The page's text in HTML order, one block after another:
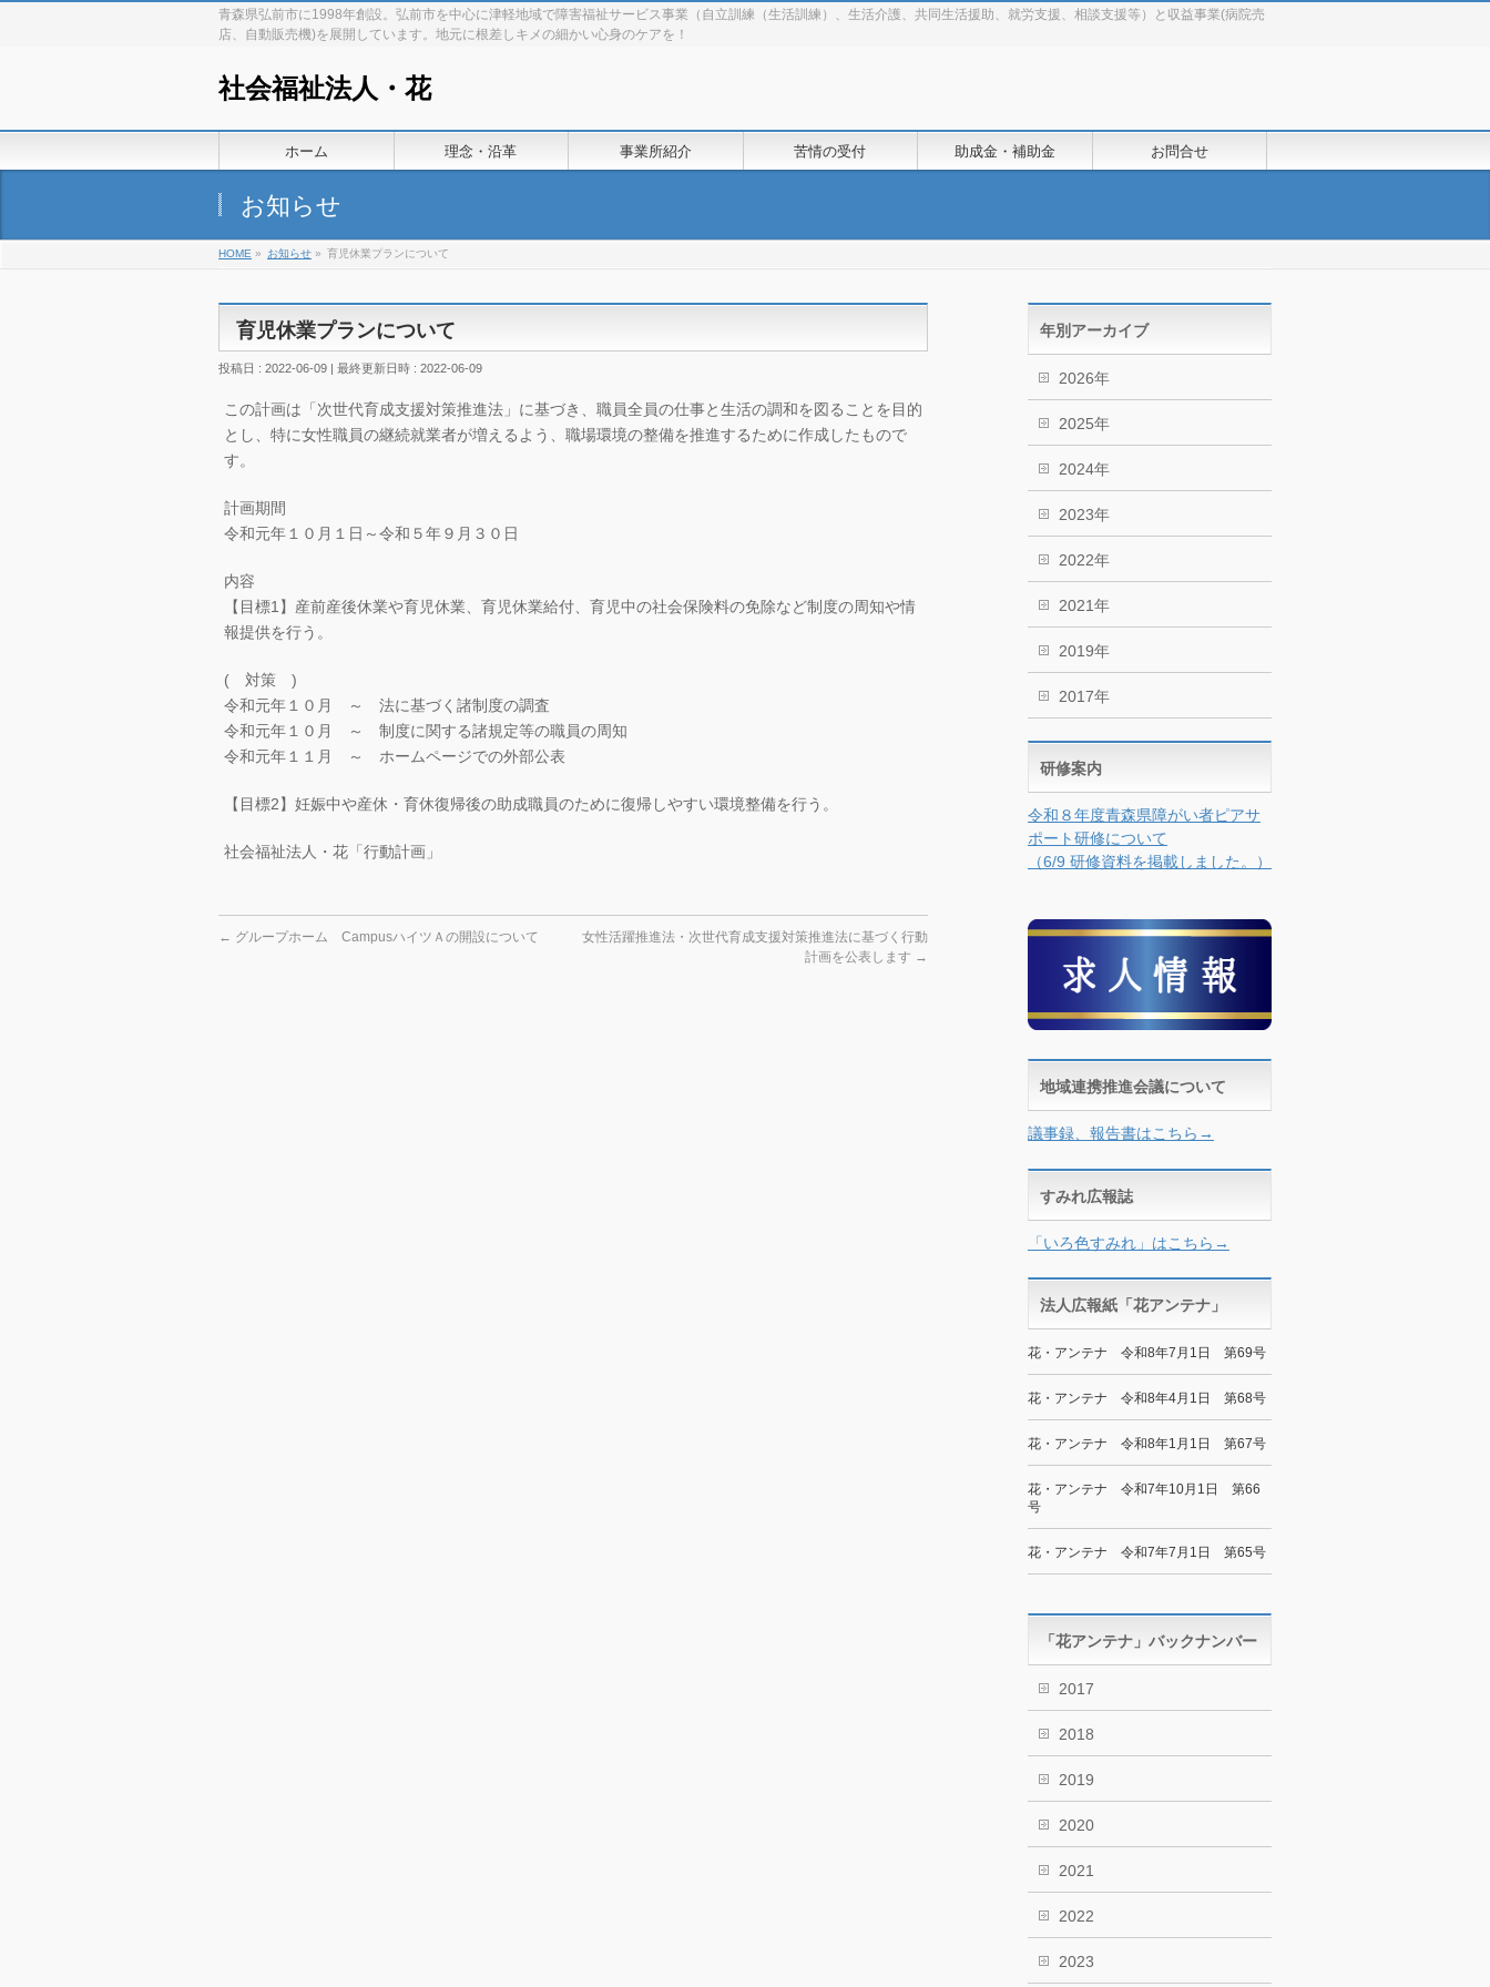
青森県弘前市に1998年創設。弘前市を中心に津軽地域で障害福祉サービス事業（自立訓練（生活訓練）、生活介護、共同生活援助、就労支援、相談支援等）と収益事業(病院売
店、自動販売機)を展開しています。地元に根差しキメの細かい心身のケアを！
社会福祉法人・花
ホーム 理念・沿革 事業所紹介 苦情の受付 助成金・補助金 お問合せ
お知らせ
HOME » お知らせ » 育児休業プランについて
育児休業プランについて
投稿日 : 2022-06-09 最終更新日時 : 2022-06-09
この計画は「次世代育成支援対策推進法」に基づき、職員全員の仕事と生活の調和を図ることを目的
とし、特に女性職員の継続就業者が増えるよう、職場環境の整備を推進するために作成したもので
す。
計画期間
令和元年１０月１日～令和５年９月３０日
内容
【目標1】産前産後休業や育児休業、育児休業給付、育児中の社会保険料の免除など制度の周知や情
報提供を行う。
( 対策 )
令和元年１０月 ～ 法に基づく諸制度の調査
令和元年１０月 ～ 制度に関する諸規定等の職員の周知
令和元年１１月 ～ ホームページでの外部公表
【目標2】妊娠中や産休・育休復帰後の助成職員のために復帰しやすい環境整備を行う。
社会福祉法人・花「行動計画」
← グループホーム CampusハイツＡの開設について
女性活躍推進法・次世代育成支援対策推進法に基づく行動
計画を公表します →
年別アーカイブ
2026年
2025年
2024年
2023年
2022年
2021年
2019年
2017年
研修案内
令和８年度青森県障がい者ピアサ
ポート研修について
（6/9 研修資料を掲載しました。）
地域連携推進会議について
議事録、報告書はこちら→
すみれ広報誌
「いろ色すみれ」はこちら→
法人広報紙「花アンテナ」
花・アンテナ 令和8年7月1日 第69号
花・アンテナ 令和8年4月1日 第68号
花・アンテナ 令和8年1月1日 第67号
花・アンテナ 令和7年10月1日 第66
号
花・アンテナ 令和7年7月1日 第65号
「花アンテナ」バックナンバー
2017
2018
2019
2020
2021
2022
2023